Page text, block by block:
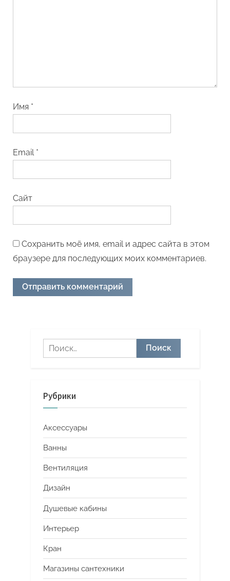
Имя *
Email *
Сайт
Сохранить моё имя, email и адрес сайта в этом
браузере для последующих моих комментариев.
Найти:
Рубрики
Аксессуары
Ванны
Вентиляция
Дизайн
Душевые кабины
Интерьер
Кран
Магазины сантехники